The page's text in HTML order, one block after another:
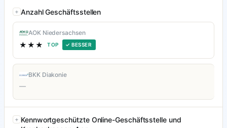
Anzahl Geschäftsstellen
AOK Niedersachsen
★★★ TOP ✓ BESSER
BKK Diakonie
—
Kennwortgeschützte Online-Geschäftsstelle und